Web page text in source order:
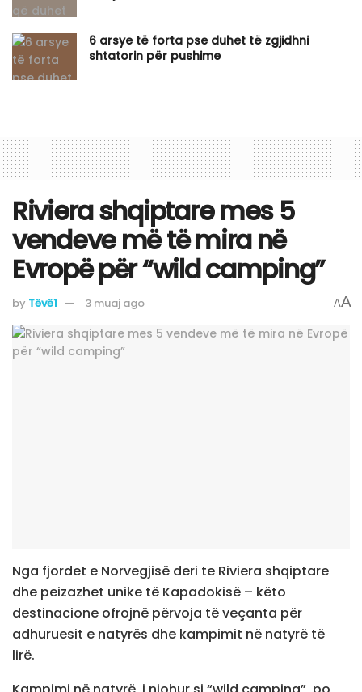
6 arsye të forta pse duhet të zgjidhni
shtatorin për pushime
Riviera shqiptare mes 5
vendeve më të mira në
Evropë për “wild camping”
by Tëvë1 3 muaj ago AA
Nga fjordet e Norvegjisë deri te Riviera shqiptare
dhe peizazhet unike të Kapadokisë – këto
destinacione ofrojnë përvoja të veçanta për
adhuruesit e natyrës dhe kampimit në natyrë të
lirë.